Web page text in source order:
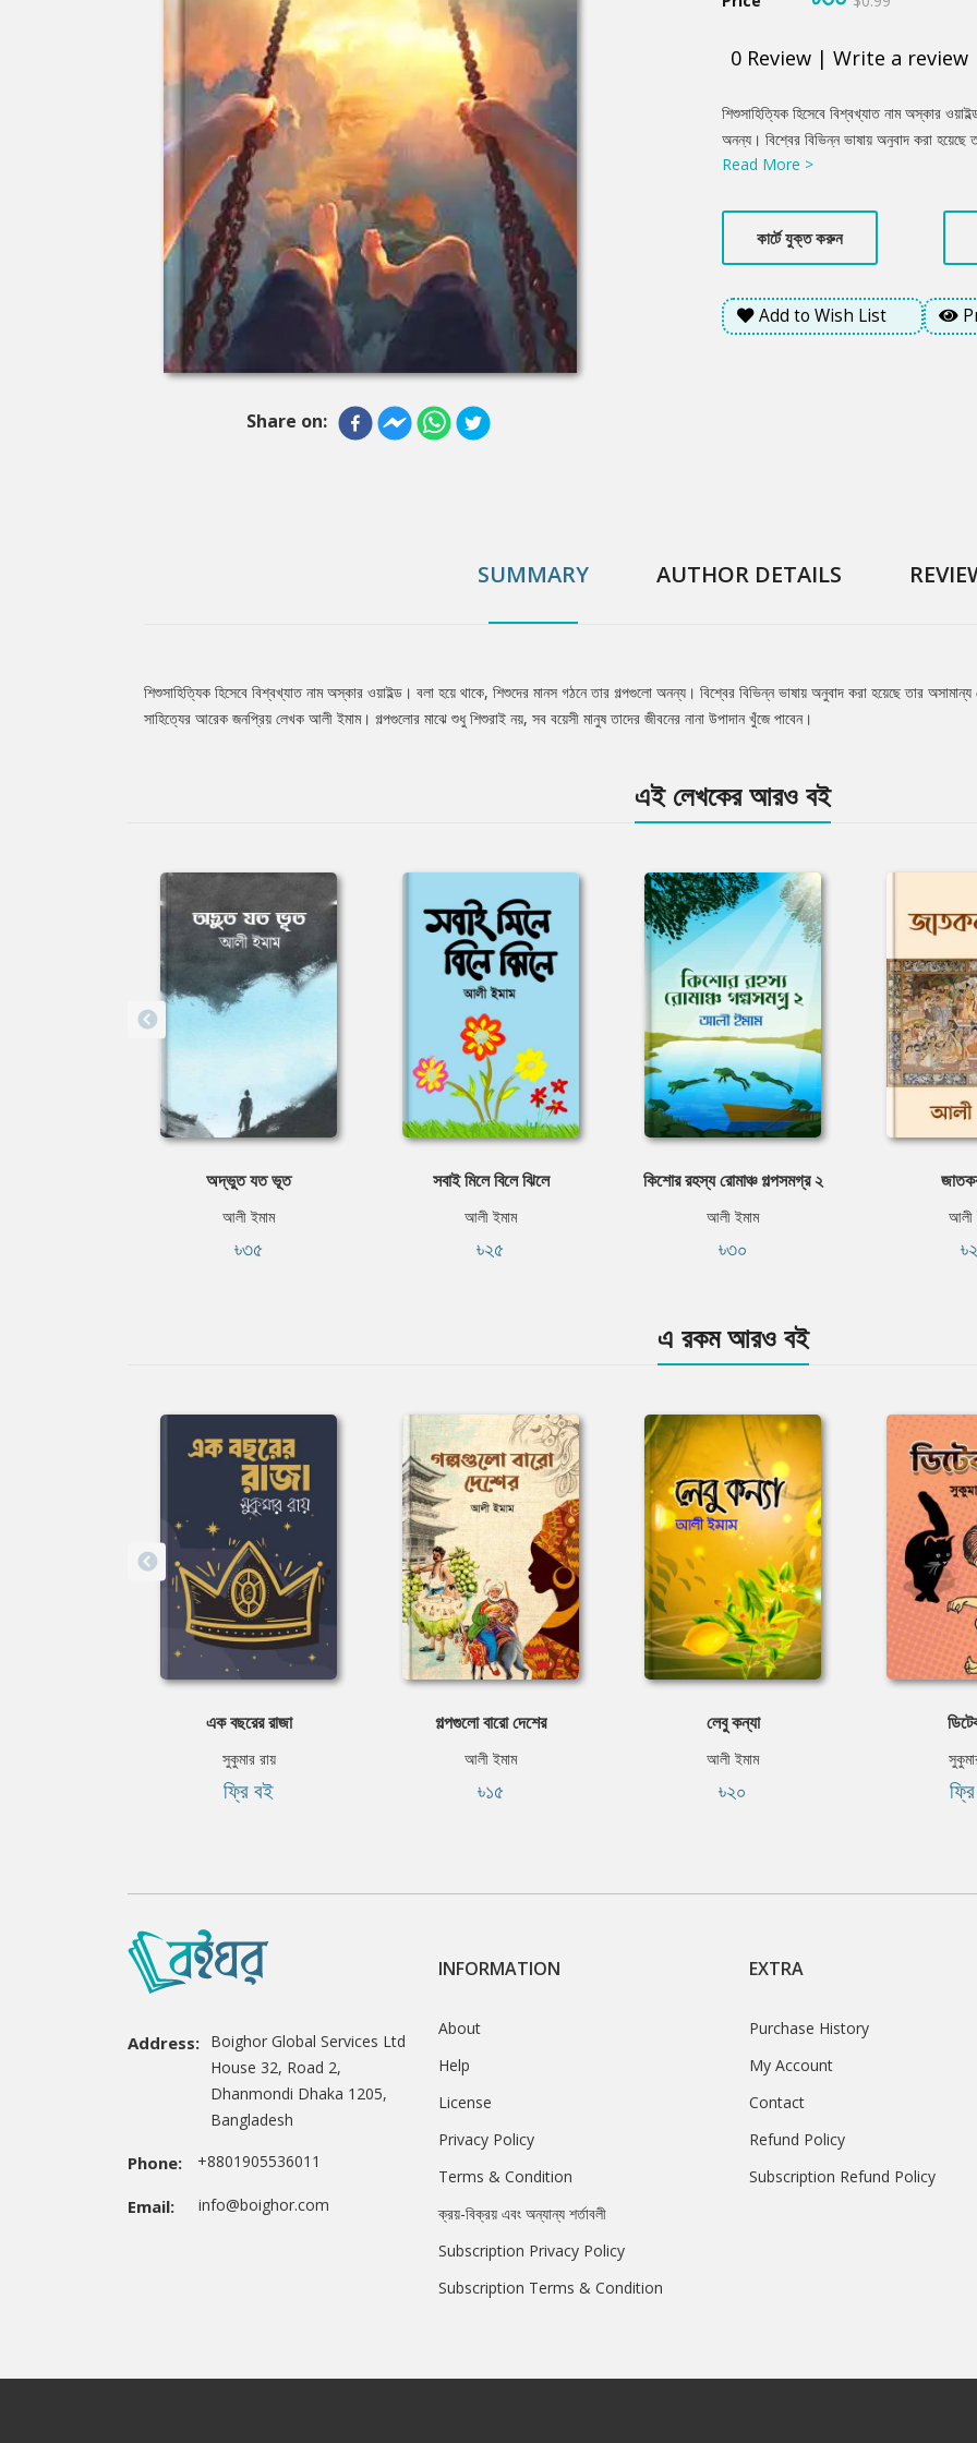
Share on:
0 Review | Write a review
Product
Summery
শিশুসাহিত্যিক হিসেবে বিশ্বখ্যাত নাম অস্কার
অনন্য। বিশ্বের বিভিন্ন ভাষায় অনুবাদ করা হয়েছে
করেছেন বাংলা ভাষার শিশু সাহিত্যের আরেক
Read More >
কার্টে যুক্ত করুন
Add to Wish List
SUMMARY AUTHOR DETAILS
Tab
শিশুসাহিত্যিক হিসেবে বিশ্বখ্যাত নাম অস্কার ওয়াইল্ড। বলা হয়ে থাকে, শিশুদের মানস গঠনে তার গল্পগুলো অনন্য। বিশ্বের বিভিন্ন ভাষায় অনুবাদ করা হয়েছে তার
সাহিত্যের আরেক জনপ্রিয় লেখক আলী ইমাম। গল্পগুলোর মাঝে শুধু শিশুরাই নয়, সব বয়েসী মানুষ তাদের জীবনের নানা উপাদান খুঁজে পাবেন।
এই লেখকের আরও বই
অদ্ভুত যত ভূত
আলী ইমাম
৳৩৫
সবাই মিলে বিলে ঝিলে
আলী ইমাম
৳২৫
কিশোর রহস্য রোমাঞ্চ গল্পসমগ্র ২
আলী ইমাম
৳৩০
আলী
এ রকম আরও বই
এক বছরের রাজা
সুকুমার রায়
ফ্রি বই
গল্পগুলো বারো দেশের
আলী ইমাম
৳১৫
লেবু কন্যা
আলী ইমাম
৳২০
Address: Boighor Global Services Ltd
House 32, Road 2,
Dhanmondi Dhaka 1205,
Bangladesh
Phone: +8801905536011
Email: info@boighor.com
INFORMATION
About
Help
License
Privacy Policy
Terms & Condition
ক্রয়-বিক্রয় এবং অন্যান্য শর্তাবলী
Subscription Privacy Policy
Subscription Terms & Condition
EXTRA
Purchase History
My Account
Contact
Refund Policy
Subscription Refund Policy